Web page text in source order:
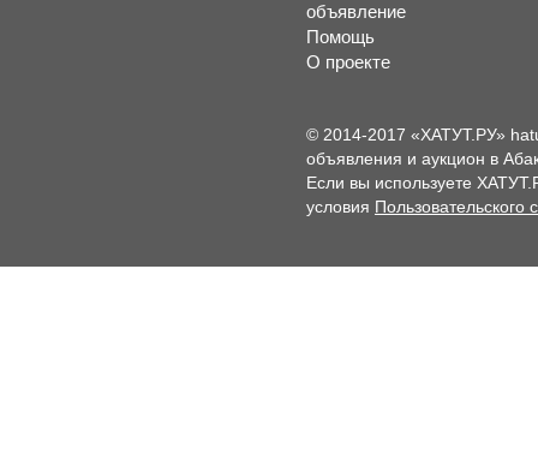
объявление
Помощь
О проекте
© 2014-2017 «ХАТУТ.РУ»
объявления и аукцион в
Если вы используете
условия Пользовательского